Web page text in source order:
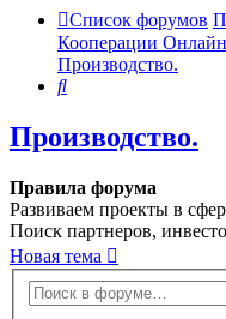
Список форумов
Кооперации
Производство.
Поиск
Производство.
Правила форума
Развиваем проекты в
Поиск партнеров,
Новая тема